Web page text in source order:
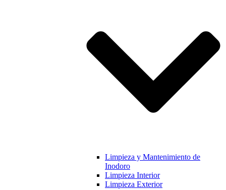
Limpieza y Mantenimiento de
Inodoro
Limpieza Interior
Limpieza Exterior